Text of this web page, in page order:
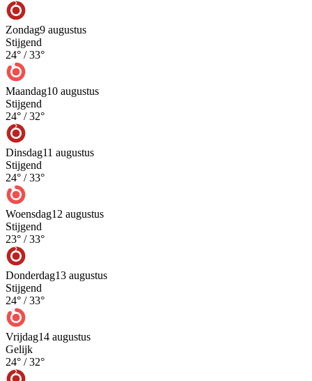
Zondag9 augustus
Stijgend
24° /33°
Maandag10 augustus
Stijgend
24° /32°
Dinsdag11 augustus
Stijgend
24° /33°
Woensdag12 augustus
Stijgend
23° /33°
Donderdag13 augustus
Stijgend
24° /33°
Vrijdag14 augustus
Gelijk
24° /32°